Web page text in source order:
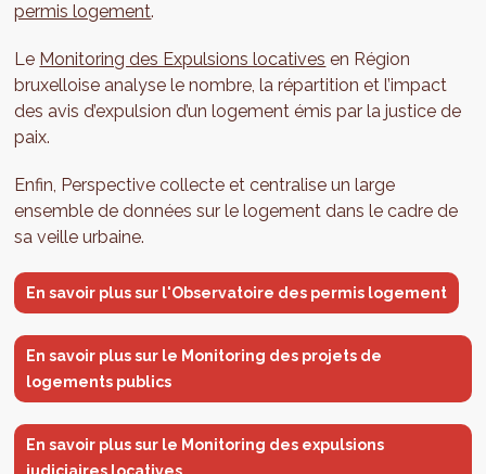
permis logement.
Le Monitoring des Expulsions locatives en Région
bruxelloise analyse le nombre, la répartition et l’impact
des avis d’expulsion d’un logement émis par la justice de
paix.
Enfin, Perspective collecte et centralise un large
ensemble de données sur le logement dans le cadre de
sa veille urbaine.
En savoir plus sur l'Observatoire des permis logement
En savoir plus sur le Monitoring des projets de
logements publics
En savoir plus sur le Monitoring des expulsions